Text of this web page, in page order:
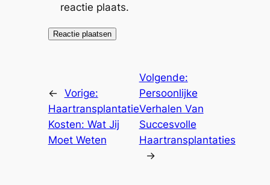
reactie plaats.
← Vorige:
Haartransplantatie
Kosten: Wat Jij
Moet Weten
Volgende:
Persoonlijke
Verhalen Van
Succesvolle
Haartransplantaties
→